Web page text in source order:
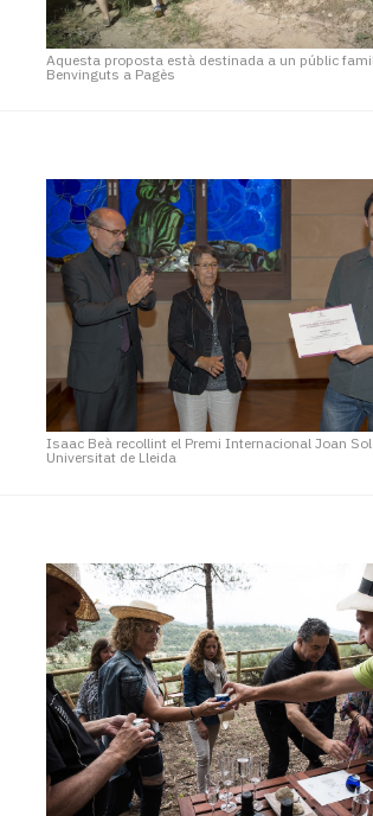
Aquesta proposta està destinada a un públic
Benvinguts a Pagès
Isaac Beà recollint el Premi Internacional Joan
Universitat de Lleida